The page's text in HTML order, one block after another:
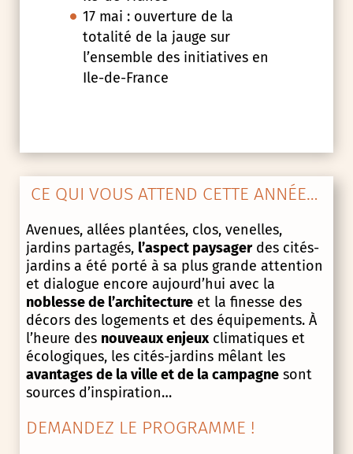
17 mai : ouverture de la
totalité de la jauge sur
l’ensemble des initiatives en
Ile-de-France
CE QUI VOUS ATTEND CETTE ANNÉE…
Avenues, allées plantées, clos, venelles,
jardins partagés, l’aspect paysagerdes cités-
jardins a été porté à sa plus grande attention
et dialogue encore aujourd’hui avec la
noblesse de l’architectureet la finesse des
décors des logements et des équipements. À
l’heure des nouveaux enjeuxclimatiques et
écologiques, les cités-jardins mêlant les
avantages de la ville et de la campagnesont
sources d’inspiration…
DEMANDEZ LE PROGRAMME !